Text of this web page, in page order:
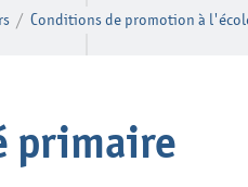
/ Conditions de promotion à
primaire